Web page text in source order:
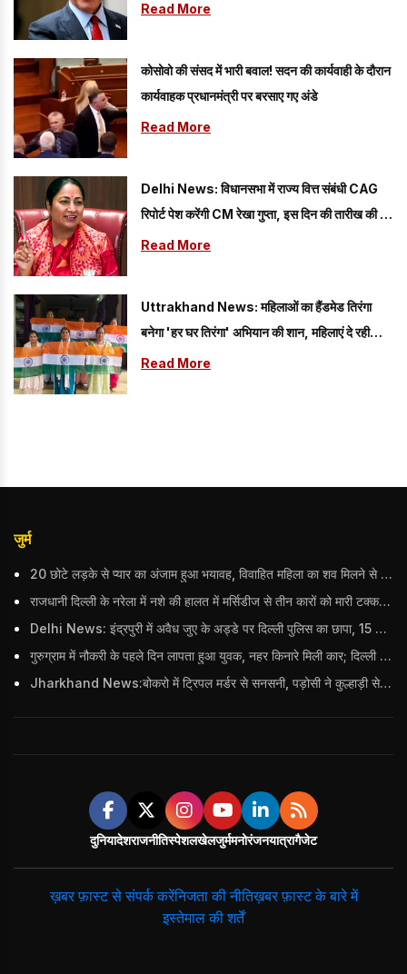
Read More
कोसोवो की संसद में भारी बवाल! सदन की कार्यवाही के दौरान
कार्यवाहक प्रधानमंत्री पर बरसाए गए अंडे
Read More
Delhi News: विधानसभा में राज्य वित्त संबंधी CAG
रिपोर्ट पेश करेंगी CM रेखा गुप्ता, इस दिन की तारीख की गई
तय
Read More
Uttrakhand News: महिलाओं का हैंडमेड तिरंगा
बनेगा 'हर घर तिरंगा' अभियान की शान, महिलाएं दे रही
अपनी प्रतिभा का परिचय
Read More
जुर्म
20 छोटे लड़के से प्यार का अंजाम हुआ भयावह, विवाहित महिला का शव मिलने से मचा हड़कंप
राजधानी दिल्ली के नरेला में नशे की हालत में मर्सिडीज से तीन कारों को मारी टक्कर, बुजुर्ग महिला की मौत; हिरासत में आरोपी
Delhi News: इंद्रपुरी में अवैध जुए के अड्डे पर दिल्ली पुलिस का छापा, 15 जुआरियों को पकड़ा; ₹3.61 लाख नकद और अन्य सामान बरामद
गुरुग्राम में नौकरी के पहले दिन लापता हुआ युवक, नहर किनारे मिली कार; दिल्ली पुलिस ने दर्ज की FIR
Jharkhand News:बोकरो में ट्रिपल मर्डर से सनसनी, पड़ोसी ने कुल्हाड़ी से पति-पत्नी और बहु की हत्या की
दुनियादेशराजनीतिस्पेशलखेलजुर्ममनोरंजनयात्रागैजेट
ख़बर फ़ास्ट से संपर्क करेंनिजता की नीतिख़बर फ़ास्ट के बारे में
इस्तेमाल की शर्तें